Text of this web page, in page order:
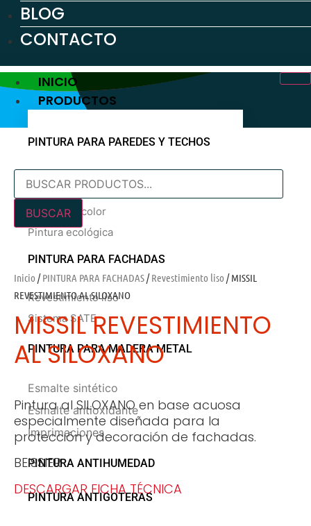
BLOG
CONTACTO
INICIO
PRODUCTOS
PINTURA PARA PAREDES Y TECHOS
Pintura blanca
En oferta
Pintura de color
Pintura ecológica
PINTURA PARA FACHADAS
Revestimiento liso
Sistema SATE
PINTURA PARA MADERA METAL
Esmalte sintético
Esmalte antioxidante
Imprimaciones
PINTURA ANTIHUMEDAD
PINTURA ANTIGOTERAS
Búsqueda
productos
BUSCAR
Inicio /PINTURA PARA FACHADAS/Revestimiento liso / MISSIL
REVESTIMIENTO AL SILOXANO
MISSIL REVESTIMIENTO
AL SILOXANO
Pintura al SILOXANO en base acuosa
especialmente diseñada para la
protección y decoración de fachadas.
BEISSIER
DESCARGAR FICHA TÉCNICA